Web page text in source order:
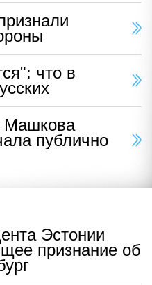
что в
публично
Эстонии
признание об